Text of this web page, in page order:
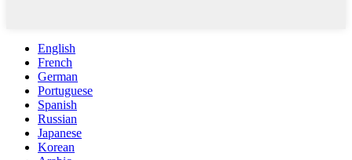
English
French
German
Portuguese
Spanish
Russian
Japanese
Korean